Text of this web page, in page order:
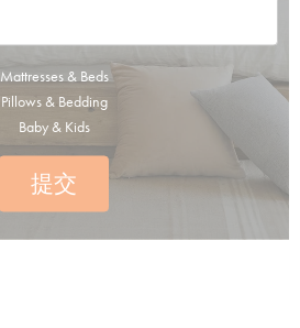
Mattresses & Beds
Pillows & Bedding
Baby & Kids
提交